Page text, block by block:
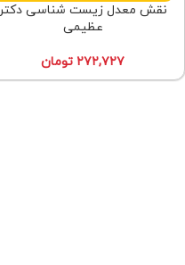
نقش معدل زیست شناسی دکتر
عظیمی
۲۷۲,۷۲۷ تومان